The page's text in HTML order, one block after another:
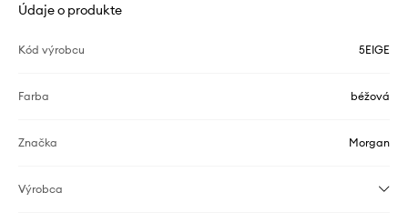
Údaje o produkte
Kód výrobcu 5EIGE
Farba béžová
Značka Morgan
Výrobca